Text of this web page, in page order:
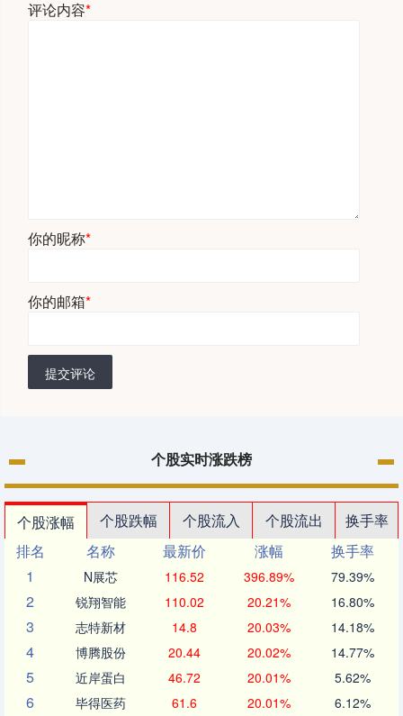
评论内容*
你的昵称*
你的邮箱*
提交评论
个股实时涨跌榜
个股涨幅 个股跌幅 个股流入 个股流出
换手率
排名
名称 最新价 涨幅
换手率
1
N展芯 116.52 396.89% 79.39%
2 锐翔智能 110.02 20.21% 16.80%
3 志特新材 14.8 20.03% 14.18%
4 博腾股份 20.44 20.02% 14.77%
5 近岸蛋白 46.72 20.01% 5.62%
6 毕得医药 61.6 20.01% 6.12%